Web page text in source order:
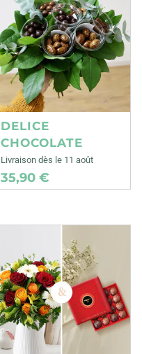
DELICE
CHOCOLATE
Livraison dès le 11 août
35,90 €